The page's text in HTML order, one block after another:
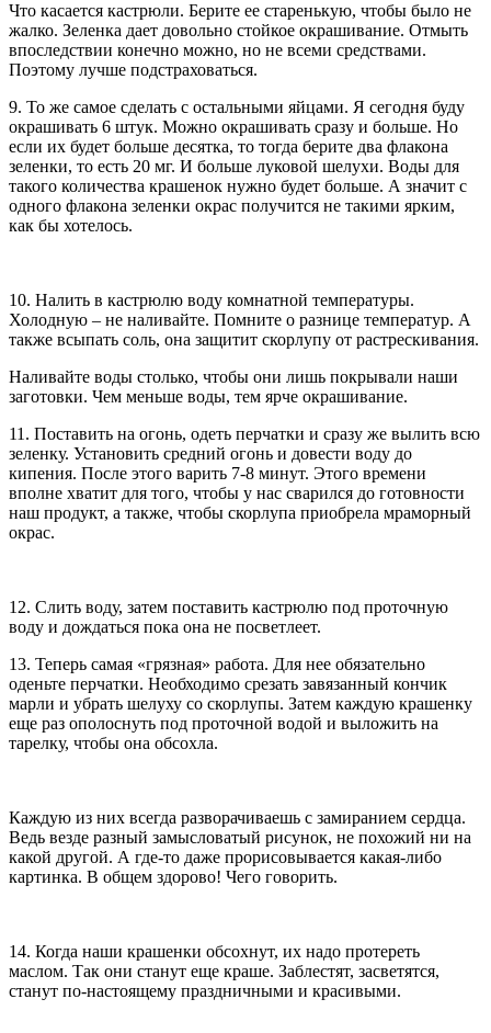
Что касается кастрюли. Берите ее старенькую, чтобы было не
жалко. Зеленка дает довольно стойкое окрашивание. Отмыть
впоследствии конечно можно, но не всеми средствами.
Поэтому лучше подстраховаться.
9. То же самое сделать с остальными яйцами. Я сегодня буду
окрашивать 6 штук. Можно окрашивать сразу и больше. Но
если их будет больше десятка, то тогда берите два флакона
зеленки, то есть 20 мг. И больше луковой шелухи. Воды для
такого количества крашенок нужно будет больше. А значит с
одного флакона зеленки окрас получится не такими ярким,
как бы хотелось.
10. Налить в кастрюлю воду комнатной температуры.
Холодную – не наливайте. Помните о разнице температур. А
также всыпать соль, она защитит скорлупу от растрескивания.
Наливайте воды столько, чтобы они лишь покрывали наши
заготовки. Чем меньше воды, тем ярче окрашивание.
11. Поставить на огонь, одеть перчатки и сразу же вылить всю
зеленку. Установить средний огонь и довести воду до
кипения. После этого варить 7-8 минут. Этого времени
вполне хватит для того, чтобы у нас сварился до готовности
наш продукт, а также, чтобы скорлупа приобрела мраморный
окрас.
12. Слить воду, затем поставить кастрюлю под проточную
воду и дождаться пока она не посветлеет.
13. Теперь самая «грязная» работа. Для нее обязательно
оденьте перчатки. Необходимо срезать завязанный кончик
марли и убрать шелуху со скорлупы. Затем каждую крашенку
еще раз ополоснуть под проточной водой и выложить на
тарелку, чтобы она обсохла.
Каждую из них всегда разворачиваешь с замиранием сердца.
Ведь везде разный замысловатый рисунок, не похожий ни на
какой другой. А где-то даже прорисовывается какая-либо
картинка. В общем здорово! Чего говорить.
14. Когда наши крашенки обсохнут, их надо протереть
маслом. Так они станут еще краше. Заблестят, засветятся,
станут по-настоящему праздничными и красивыми.